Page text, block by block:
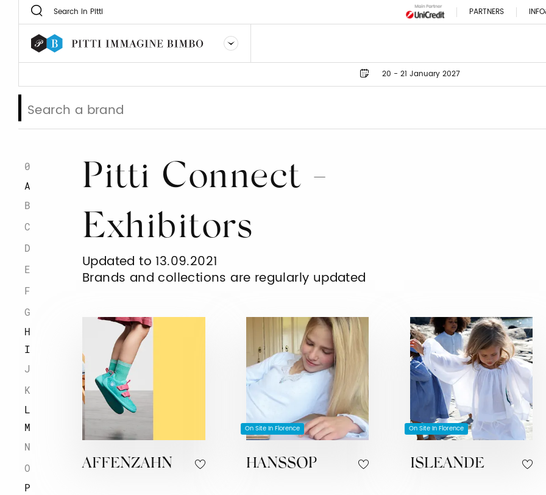
PARTNERS
20 - 21 January 2027
0
A
B
C
D
E
F
G
H
I
J
K
L
M
N
O
P
Pitti Connect -
Exhibitors
Updated to 13.09.2021
Brands and collections are regularly updated
AFFENZAHN
On Site In Florence
HANSSOP
On Site In Florence
ISLEANDE